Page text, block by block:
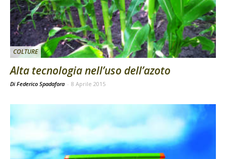
COLTURE
Alta tecnologia nell’uso dell’azoto
Di Federico Spadafora - 8 Aprile 2015